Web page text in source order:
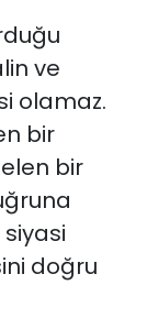
ve
olamaz.
bir
bir
doğru